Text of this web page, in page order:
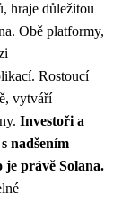
hraje důležitou
Obě platformy,
Rostoucí
vytváří
Investoři a
nadšením
právě Solana.